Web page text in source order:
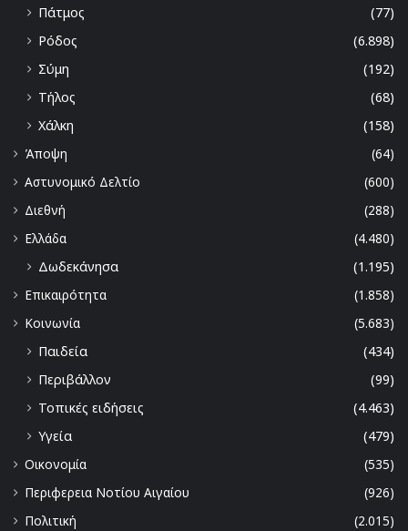
Πάτμος
(77)
Ρόδος
(6.898)
Σύμη
(192)
Τήλος
(68)
Χάλκη
(158)
Άποψη
(64)
Αστυνομικό Δελτίο
(600)
Διεθνή
(288)
Ελλάδα
(4.480)
Δωδεκάνησα
(1.195)
Επικαιρότητα
(1.858)
Κοινωνία
(5.683)
Παιδεία
(434)
Περιβάλλον
(99)
Τοπικές ειδήσεις
(4.463)
Υγεία
(479)
Οικονομία
(535)
Περιφερεια Νοτίου Αιγαίου
(926)
Πολιτική
(2.015)